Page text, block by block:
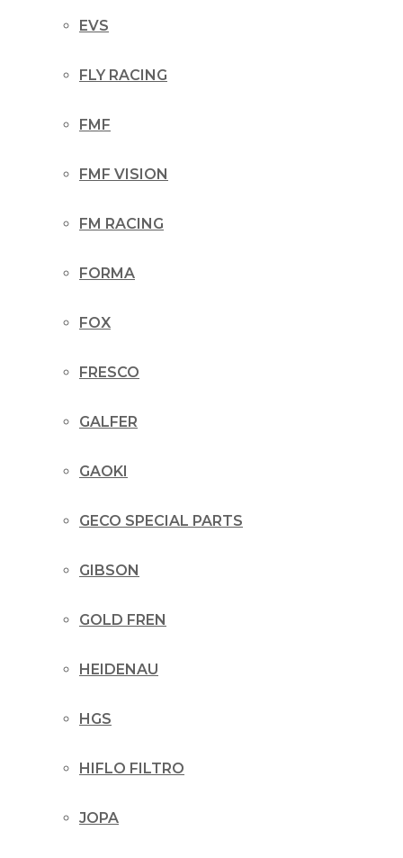
EVS
FLY RACING
FMF
FMF VISION
FM RACING
FORMA
FOX
FRESCO
GALFER
GAOKI
GECO SPECIAL PARTS
GIBSON
GOLD FREN
HEIDENAU
HGS
HIFLO FILTRO
JOPA